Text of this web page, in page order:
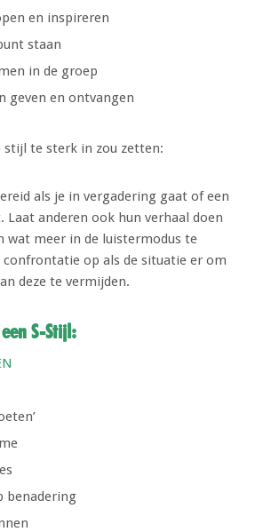
en inspireren
staan
in de groep
geven en ontvangen
stijl te sterk in zou zetten:
als je in vergadering gaat of een
Laat anderen ook hun verhaal doen
wat meer in de luistermodus te
confrontatie op als de situatie er om
deze te vermijden.
S-Stijl:
benadering